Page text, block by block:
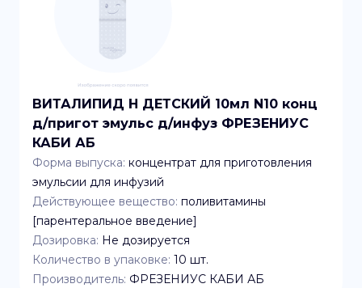
ВИТАЛИПИД Н ДЕТСКИЙ 10мл N10 конц
д/пригот эмульс д/инфуз ФРЕЗЕНИУС
КАБИ АБ
Форма выпуска: концентрат для приготовления
эмульсии для инфузий
Действующее вещество: поливитамины
[парентеральное введение]
Дозировка: Не дозируется
Количество в упаковке: 10 шт.
Производитель: ФРЕЗЕНИУС КАБИ АБ